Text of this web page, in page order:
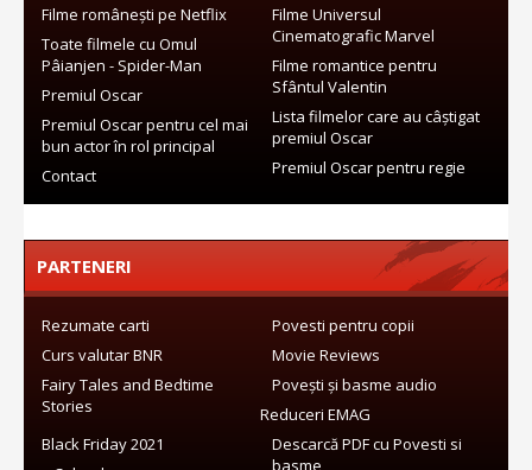
Filme românești pe Netflix
Filme Universul
Cinematografic Marvel
Toate filmele cu Omul
Pâianjen - Spider-Man
Filme romantice pentru
Sfântul Valentin
Premiul Oscar
Lista filmelor care au câștigat
premiul Oscar
Premiul Oscar pentru cel mai
bun actor în rol principal
Premiul Oscar pentru regie
Contact
PARTENERI
Rezumate carti
Povesti pentru copii
Curs valutar BNR
Movie Reviews
Fairy Tales and Bedtime
Stories
Povești și basme audio
Reduceri EMAG
Descarcă PDF cu Povesti si
basme
Black Friday 2021